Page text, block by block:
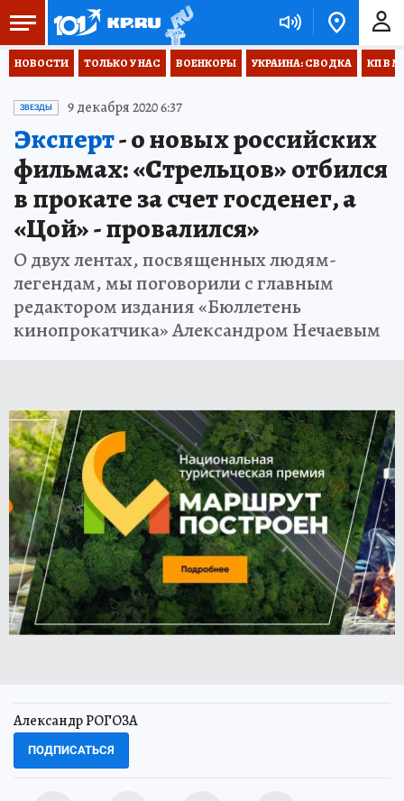
НОВОСТИ ТОЛЬКО У НАС ВОЕНКОРЫ УКРАИНА: СВОДКА КП В
ЗВЕЗДЫ 9 декабря 2020 6:37
Эксперт- о новых российских
фильмах: «Стрельцов» отбился
в прокате за счет госденег, а
«Цой» - провалился»
О двух лентах, посвященных людям-
легендам, мы поговорили с главным
редактором издания «Бюллетень
кинопрокатчика» Александром Нечаевым
Александр РОГОЗА
ПОДПИСАТЬСЯ